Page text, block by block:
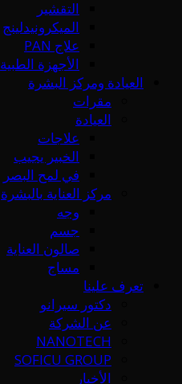
التقشير
الميكرونيدلينج
علاج PAN
الأجهزة الطبية
العيادة ومركز البشرة
مقرات
العيادة
علاجات
الخبير يجيب
في لمح البصر
مركز العناية بالبشرة
وجه
جسم
صالون العناية
مساج
تعرف علينا
دكتور سيرانو
عن الشركة
NANOTECH
SOFICU GROUP
الأخبار